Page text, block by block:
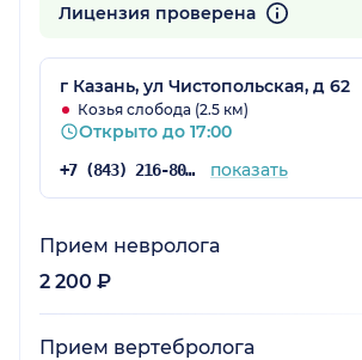
Лицензия проверена
г Казань, ул Чистопольская, д 62
Козья слобода (2.5 км)
Открыто до 17:00
+7 (843) 216-80-26 показать
Прием невролога
2 200 ₽
Прием вертебролога